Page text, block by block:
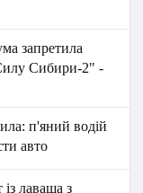
запретила
Сибири-2" -
п'яний водій
авто
лаваша з